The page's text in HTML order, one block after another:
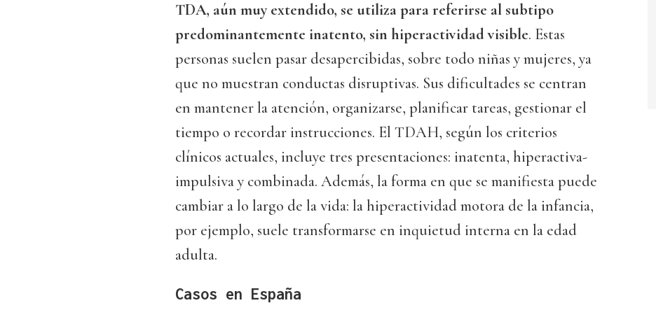
TDA, aún muy extendido, se utiliza para referirse al subtipo
predominantemente inatento, sin hiperactividad visible. Estas
personas suelen pasar desapercibidas, sobre todo niñas y mujeres, ya
que no muestran conductas disruptivas. Sus dificultades se centran
en mantener la atención, organizarse, planificar tareas, gestionar el
tiempo o recordar instrucciones. El TDAH, según los criterios
clínicos actuales, incluye tres presentaciones: inatenta, hiperactiva-
impulsiva y combinada. Además, la forma en que se manifiesta puede
cambiar a lo largo de la vida: la hiperactividad motora de la infancia,
por ejemplo, suele transformarse en inquietud interna en la edad
adulta.
Casos en España